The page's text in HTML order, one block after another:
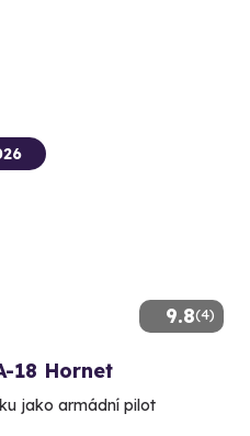
9.8(4)
18 Hornet
jako armádní pilot